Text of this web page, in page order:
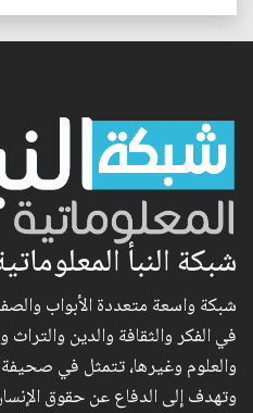
شبكة النبأ
شبكة واسعة متعددة الأبواب
في الفكر والثقافة والدين
والعلوم وغيرها، تتمثل في
وتهدف إلى الدفاع عن حقوق